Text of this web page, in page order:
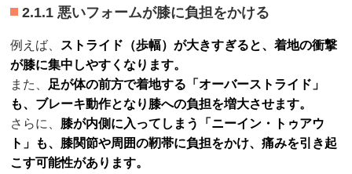
2.1.1 悪いフォームが膝に負担をかける
例えば、 ストライド（歩幅）が大きすぎると、着地の衝撃
が膝に集中しやすくなります。
また、 足が体の前方で着地する「オーバーストライド」
も、ブレーキ動作となり膝への負担を増大させます。
さらに、 膝が内側に入ってしまう「ニーイン・トゥアウ
ト」も、膝関節や周囲の靭帯に負担をかけ、痛みを引き起
こす可能性があります。